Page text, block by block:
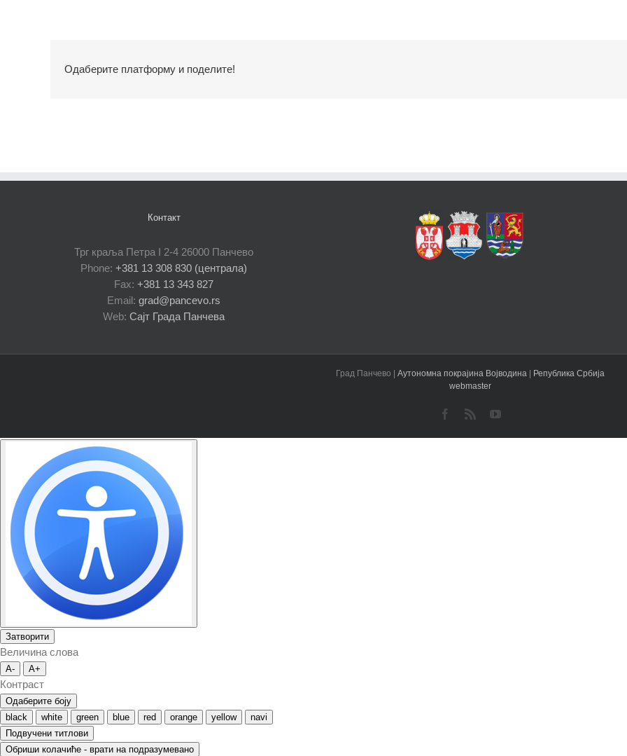
Одаберите платформу и поделите!
Контакт
Трг краља Петра I 2-4 26000 Панчево
Phone: +381 13 308 830 (централа)
Fax: +381 13 343 827
Email: grad@pancevo.rs
Web: Сајт Града Панчева
Град Панчево | Аутономна покрајина Војводина | Република Србија
webmaster
Facebook
Rss YouTube
Затворити
Величина слова
A- A+
Контраст
Одаберите боју
black
white green blue red orange yellow
navi
Подвучени титлови
Обриши колачиће - врати на подразумевано